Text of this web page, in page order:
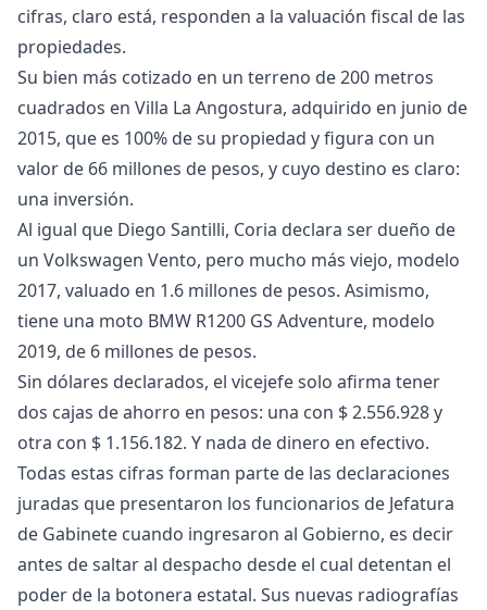
cifras, claro está, responden a la valuación fiscal de las
propiedades.
Su bien más cotizado en un terreno de 200 metros
cuadrados en Villa La Angostura, adquirido en junio de
2015, que es 100% de su propiedad y figura con un
valor de 66 millones de pesos, y cuyo destino es claro:
una inversión.
Al igual que Diego Santilli, Coria declara ser dueño de
un Volkswagen Vento, pero mucho más viejo, modelo
2017, valuado en 1.6 millones de pesos. Asimismo,
tiene una moto BMW R1200 GS Adventure, modelo
2019, de 6 millones de pesos.
Sin dólares declarados, el vicejefe solo afirma tener
dos cajas de ahorro en pesos: una con $ 2.556.928 y
otra con $ 1.156.182. Y nada de dinero en efectivo.
Todas estas cifras forman parte de las declaraciones
juradas que presentaron los funcionarios de Jefatura
de Gabinete cuando ingresaron al Gobierno, es decir
antes de saltar al despacho desde el cual detentan el
poder de la botonera estatal. Sus nuevas radiografías